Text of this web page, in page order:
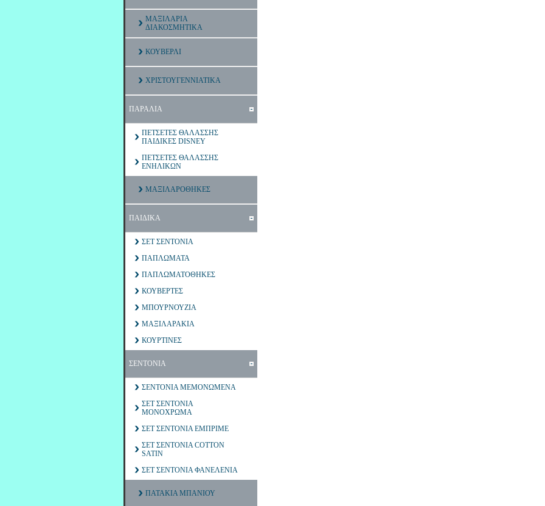
ΜΑΞΙΛΑΡΙΑ
ΔΙΑΚΟΣΜΗΤΙΚΑ
ΚΟΥΒΕΡΛΙ
ΧΡΙΣΤΟΥΓΕΝΝΙΑΤΙΚΑ
ΠΑΡΑΛΙΑ
ΠΕΤΣΕΤΕΣ ΘΑΛΑΣΣΗΣ
ΠΑΙΔΙΚΕΣ DISNEY
ΠΕΤΣΕΤΕΣ ΘΑΛΑΣΣΗΣ
ΕΝΗΛΙΚΩΝ
ΜΑΞΙΛΑΡΟΘΗΚΕΣ
ΠΑΙΔΙΚΑ
ΣΕΤ ΣΕΝΤΟΝΙΑ
ΠΑΠΛΩΜΑΤΑ
ΠΑΠΛΩΜΑΤΟΘΗΚΕΣ
ΚΟΥΒΕΡΤΕΣ
ΜΠΟΥΡΝΟΥΖΙΑ
ΜΑΞΙΛΑΡΑΚΙΑ
ΚΟΥΡΤΙΝΕΣ
ΣΕΝΤΟΝΙΑ
ΣΕΝΤΟΝΙΑ ΜΕΜΟΝΩΜΕΝΑ
ΣΕΤ ΣΕΝΤΟΝΙΑ
ΜΟΝΟΧΡΩΜΑ
ΣΕΤ ΣΕΝΤΟΝΙΑ ΕΜΠΡΙΜΕ
ΣΕΤ ΣΕΝΤΟΝΙΑ COTTON
SATIN
ΣΕΤ ΣΕΝΤΟΝΙΑ ΦΑΝΕΛΕΝΙΑ
ΠΑΤΑΚΙΑ ΜΠΑΝΙΟΥ